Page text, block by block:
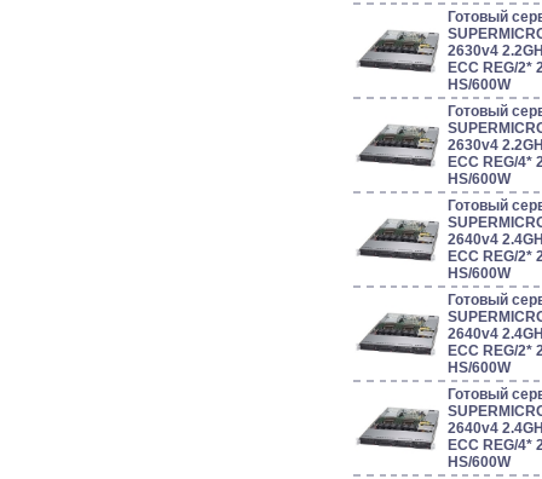
Готовый
2630v4
ECC REG/2*
HS/600W
Готовый
2630v4
ECC REG/4*
HS/600W
Готовый
2640v4
ECC REG/2*
HS/600W
Готовый
2640v4
ECC REG/2*
HS/600W
Готовый
2640v4
ECC REG/4*
HS/600W